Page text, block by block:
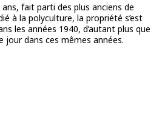
fait parti des plus anciens de
à la polyculture, la propriété s’est
les années 1940, d’autant plus que
jour dans ces mêmes années.